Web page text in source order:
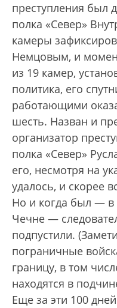
преступления был
полка «Север»
камеры
Немцовым, и
из 19 камер,
политика, его
работающими
шесть. Назван и
организатор
полка «Север»
его, несмотря на
удалось, и скорее
Но и когда был — в
Чечне —
подпустили.
пограничные
границу, в том
находятся в
Еще за эти 100